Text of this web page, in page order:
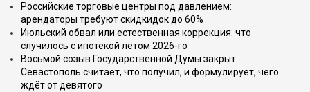
Российские торговые центры под давлением:
арендаторы требуют скидкидок до 60%
Июльский обвал или естественная коррекция: что
случилось с ипотекой летом 2026-го
Восьмой созыв Государственной Думы закрыт.
Севастополь считает, что получил, и формулирует, чего
ждёт от девятого